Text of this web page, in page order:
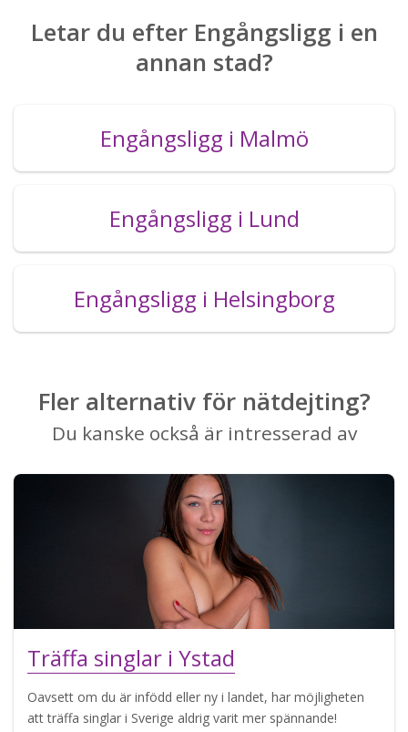
Letar du efter Engångsligg i en
annan stad?
Engångsligg i Malmö
Engångsligg i Lund
Engångsligg i Helsingborg
Fler alternativ för nätdejting?
Du kanske också är intresserad av
Träffa singlar i Ystad
Oavsett om du är infödd eller ny i landet, har möjligheten
att träffa singlar i Sverige aldrig varit mer spännande!